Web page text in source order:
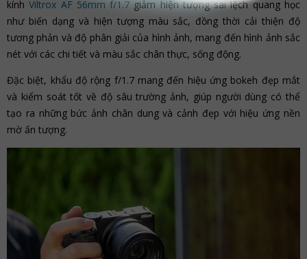
kínhViltrox AF 56mm f/1.7giảm hiện tượng sai lệch quang học
như biến dạng và hiện tượng màu sắc, đồng thời cải thiện độ
tương phản và độ phân giải của hình ảnh, mang đến hình ảnh sắc
nét với các chi tiết và màu sắc chân thực, sống động.
Đặc biệt, khẩu độ rộng f/1.7 mang đến hiệu ứng bokeh đẹp mắt
và kiểm soát tốt về độ sâu trường ảnh, giúp người dùng có thể
tạo ra những bức ảnh chân dung và cảnh đẹp với hiệu ứng nền
mờ ấn tượng.